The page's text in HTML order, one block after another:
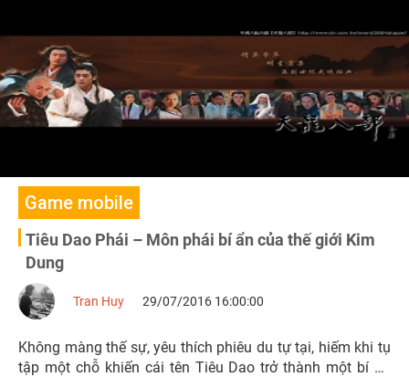
Game mobile
Tiêu Dao Phái – Môn phái bí ẩn của thế giới Kim
Dung
Tran Huy 29/07/2016 16:00:00
Không màng thế sự, yêu thích phiêu du tự tại, hiếm khi tụ
tập một chỗ khiến cái tên Tiêu Dao trở thành một bí ẩn